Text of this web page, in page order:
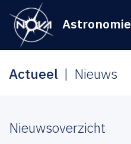
Astronomie
Actueel Nieuws
Nieuwsoverzicht